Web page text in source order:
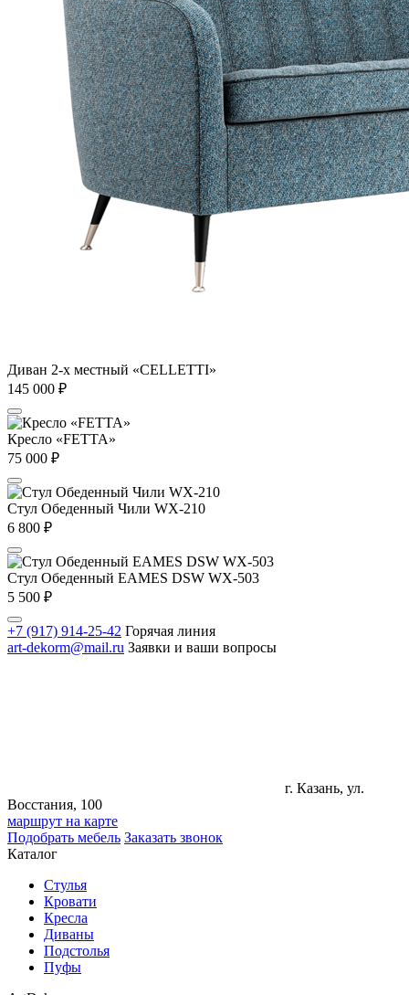
Диван 2-х местный «CELLETTI»
145 000 ₽
Кресло «FETTA»
75 000 ₽
Стул Обеденный Чили WX-210
6 800 ₽
Стул Обеденный EAMES DSW WX-503
5 500 ₽
+7 (917) 914-25-42 Горячая линия
art-dekorm@mail.ru Заявки и ваши вопросы
г. Казань, ул.
Восстания, 100
маршрут на карте
Подобрать мебель Заказать звонок
Каталог
Стулья
Кровати
Кресла
Диваны
Подстолья
Пуфы